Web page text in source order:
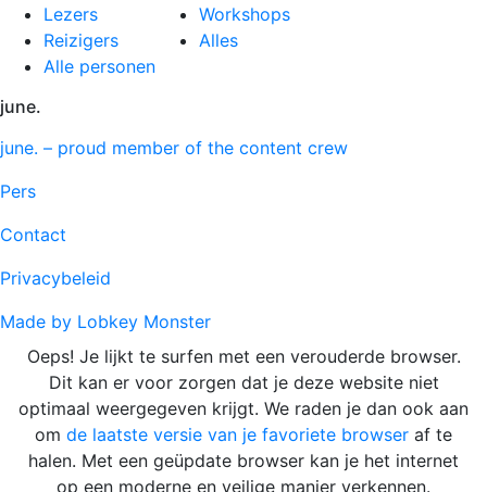
Lezers
Reizigers
Alle personen
Workshops
Alles
june.
june. – proud member of the content crew
Pers
Contact
Privacybeleid
Made by Lobkey Monster
Oeps! Je lijkt te surfen met een verouderde browser.
Dit kan er voor zorgen dat je deze website niet
optimaal weergegeven krijgt. We raden je dan ook aan
om de laatste versie van je favoriete browser af te
halen. Met een geüpdate browser kan je het internet
op een moderne en veilige manier verkennen.